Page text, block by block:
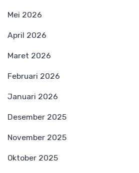
Mei 2026
April 2026
Maret 2026
Februari 2026
Januari 2026
Desember 2025
November 2025
Oktober 2025